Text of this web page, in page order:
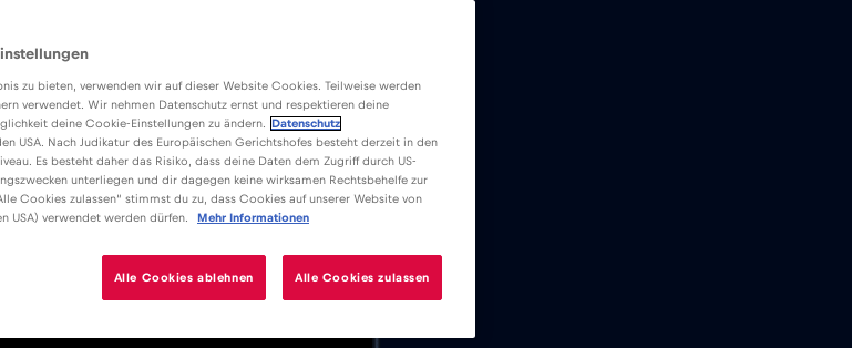
zu bieten, verwenden wir auf dieser Website Cookies. Teilweise werden
verwendet. Wir nehmen Datenschutz ernst und respektieren deine
deine Cookie-Einstellungen zu ändern.
Datenschutz
USA. Nach Judikatur des Europäischen Gerichtshofes besteht derzeit in den
Es besteht daher das Risiko, dass deine Daten dem Zugriff durch US-
unterliegen und dir dagegen keine wirksamen Rechtsbehelfe zur
Cookies zulassen“ stimmst du zu, dass Cookies auf unserer Website von
USA) verwendet werden dürfen.
Mehr Informationen
Alle Cookies ablehnen Alle Cookies zulassen